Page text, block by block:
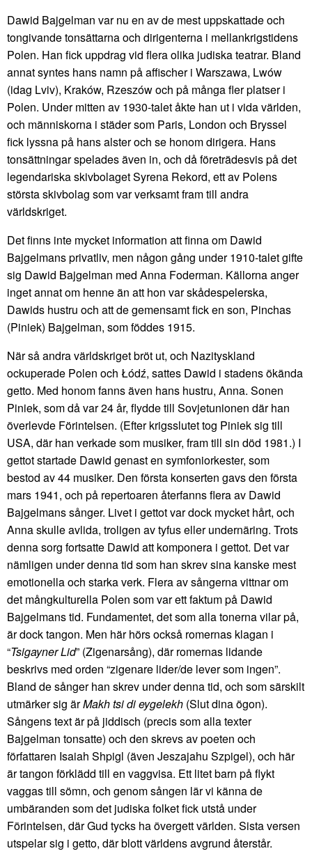
Dawid Bajgelman var nu en av de mest uppskattade och
tongivande tonsättarna och dirigenterna i mellankrigstidens
Polen. Han fick uppdrag vid flera olika judiska teatrar. Bland
annat syntes hans namn på affischer i Warszawa, Lwów
(idag Lviv), Kraków, Rzeszów och på många fler platser i
Polen. Under mitten av 1930-talet åkte han ut i vida världen,
och människorna i städer som Paris, London och Bryssel
fick lyssna på hans alster och se honom dirigera. Hans
tonsättningar spelades även in, och då företrädesvis på det
legendariska skivbolaget Syrena Rekord, ett av Polens
största skivbolag som var verksamt fram till andra
världskriget.
Det finns inte mycket information att finna om Dawid
Bajgelmans privatliv, men någon gång under 1910-talet gifte
sig Dawid Bajgelman med Anna Foderman. Källorna anger
inget annat om henne än att hon var skådespelerska,
Dawids hustru och att de gemensamt fick en son, Pinchas
(Piniek) Bajgelman, som föddes 1915.
När så andra världskriget bröt ut, och Nazityskland
ockuperade Polen och Łódź, sattes Dawid i stadens ökända
getto. Med honom fanns även hans hustru, Anna. Sonen
Piniek, som då var 24 år, flydde till Sovjetunionen där han
överlevde Förintelsen. (Efter krigsslutet tog Piniek sig till
USA, där han verkade som musiker, fram till sin död 1981.) I
gettot startade Dawid genast en symfoniorkester, som
bestod av 44 musiker. Den första konserten gavs den första
mars 1941, och på repertoaren återfanns flera av Dawid
Bajgelmans sånger. Livet i gettot var dock mycket hårt, och
Anna skulle avlida, troligen av tyfus eller undernäring. Trots
denna sorg fortsatte Dawid att komponera i gettot. Det var
nämligen under denna tid som han skrev sina kanske mest
emotionella och starka verk. Flera av sångerna vittnar om
det mångkulturella Polen som var ett faktum på Dawid
Bajgelmans tid. Fundamentet, det som alla tonerna vilar på,
är dock tangon. Men här hörs också romernas klagan i
“Tsigayner Lid” (Zigenarsång), där romernas lidande
beskrivs med orden “zigenare lider/de lever som ingen”.
Bland de sånger han skrev under denna tid, och som särskilt
utmärker sig ärMakh tsi di eygelekh (Slut dina ögon).
Sångens text är på jiddisch (precis som alla texter
Bajgelman tonsatte) och den skrevs av poeten och
författaren Isaiah Shpigl (även Jeszajahu Szpigel), och här
är tangon förklädd till en vaggvisa. Ett litet barn på flykt
vaggas till sömn, och genom sången lär vi känna de
umbäranden som det judiska folket fick utstå under
Förintelsen, där Gud tycks ha övergett världen. Sista versen
utspelar sig i getto, där blott världens avgrund återstår.